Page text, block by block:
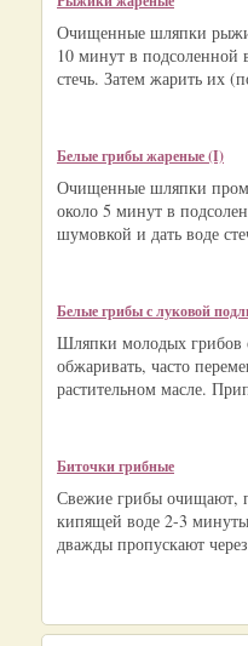
Очищенные шляпки
10 минут в подсоленной
стечь. Затем жарить их
Белые грибы жареные (I)
Очищенные шляпки
около 5 минут в
шумовкой и дать воде
Белые грибы с луковой
Шляпки молодых грибов
обжаривать, часто
растительном масле.
Биточки грибные
Свежие грибы очищают,
кипящей воде 2-3
дважды пропускают